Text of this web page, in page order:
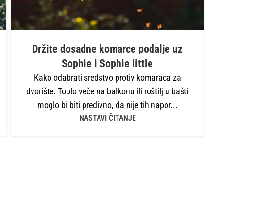
Držite dosadne komarce podalje uz
Sophie i Sophie little
Kako odabrati sredstvo protiv komaraca za
dvorište. Toplo veče na balkonu ili roštilj u bašti
moglo bi biti predivno, da nije tih napor...
NASTAVI ČITANJE